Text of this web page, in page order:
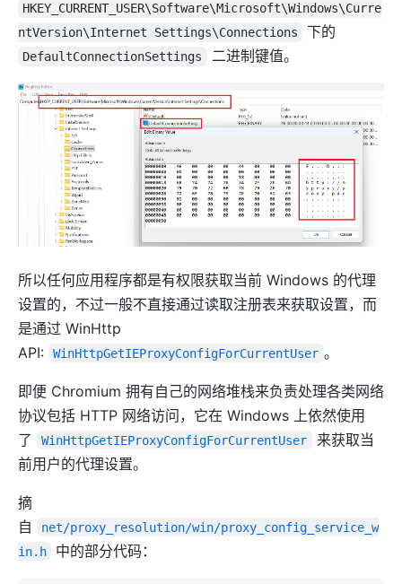
HKEY_CURRENT_USER\Software\Microsoft\Windows\Curre
ntVersion\Internet Settings\Connections
下的
DefaultConnectionSettings 二进制键值。
所以任何应用程序都是有权限获取当前 Windows 的代理
设置的，不过一般不直接通过读取注册表来获取设置，而
是通过 WinHttp
API:
WinHttpGetIEProxyConfigForCurrentUser 。
即便 Chromium 拥有自己的网络堆栈来负责处理各类网络
协议包括 HTTP 网络访问，它在 Windows 上依然使用
了
WinHttpGetIEProxyConfigForCurrentUser
来获取当
前用户的代理设置。
摘
自
net/proxy_resolution/win/proxy_config_service_w
in.h
中的部分代码：